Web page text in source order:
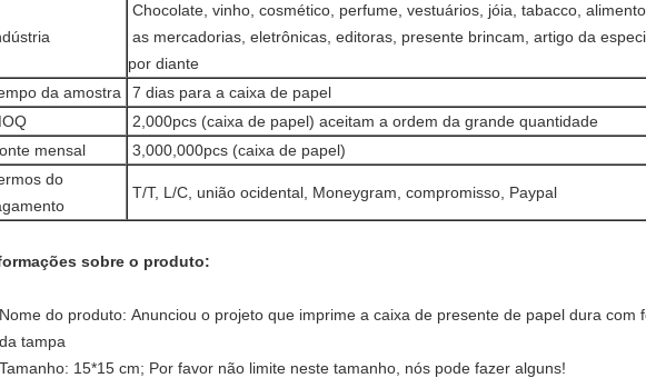
Chocolate, vinho, cosmético, perfume, vestuários, jóia, tabacco,
as mercadorias, eletrônicas, editoras, presente brincam, artigo da
por diante
da amostra
7 dias para a caixa de papel
2,000pcs (caixa de papel) aceitam a ordem da grande quantidade
mensal
3,000,000pcs (caixa de papel)
do
T/T, L/C, união ocidental, Moneygram, compromisso, Paypal
sobre o produto:
Nome do produto: Anunciou o projeto que imprime a caixa de presente de papel dura com
da tampa
Tamanho: 15*15 cm; Por favor não limite neste tamanho, nós pode fazer alguns!